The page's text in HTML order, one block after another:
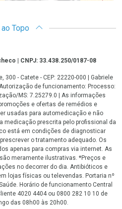
Topo
| CNPJ: 33.438.250/0187-08
300 - Catete - CEP: 22220-000 | Gabriele
de funcionamento: Processo:
MS: 7.25279.0 | As informações
e ofertas de remédios e
usadas para automedicação e não
medicação prescrita pelo profissional da
está em condições de diagnosticar
o tratamento adequado. Os
apenas para compras via internet. As
meramente ilustrativas. *Preços e
no decorrer do dia. Antibióticos e
lojas físicas ou televendas. Portaria nº
Horário de funcionamento Central
4020 4404 ou 0800 282 10 10 de
das 08h00 às 20h00.